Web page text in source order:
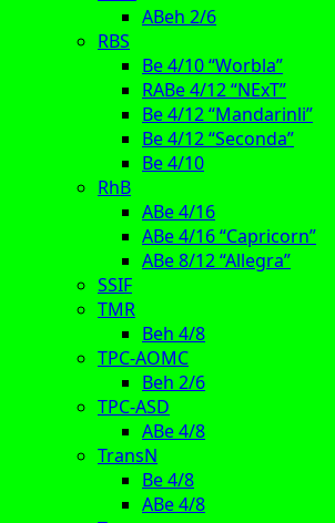
ABeh 2/6
RBS
Be 4/10 “Worbla”
RABe 4/12 “NExT”
Be 4/12 “Mandarinli”
Be 4/12 “Seconda”
Be 4/10
RhB
ABe 4/16
ABe 4/16 “Capricorn”
ABe 8/12 “Allegra”
SSIF
TMR
Beh 4/8
TPC-AOMC
Beh 2/6
TPC-ASD
ABe 4/8
TransN
Be 4/8
ABe 4/8